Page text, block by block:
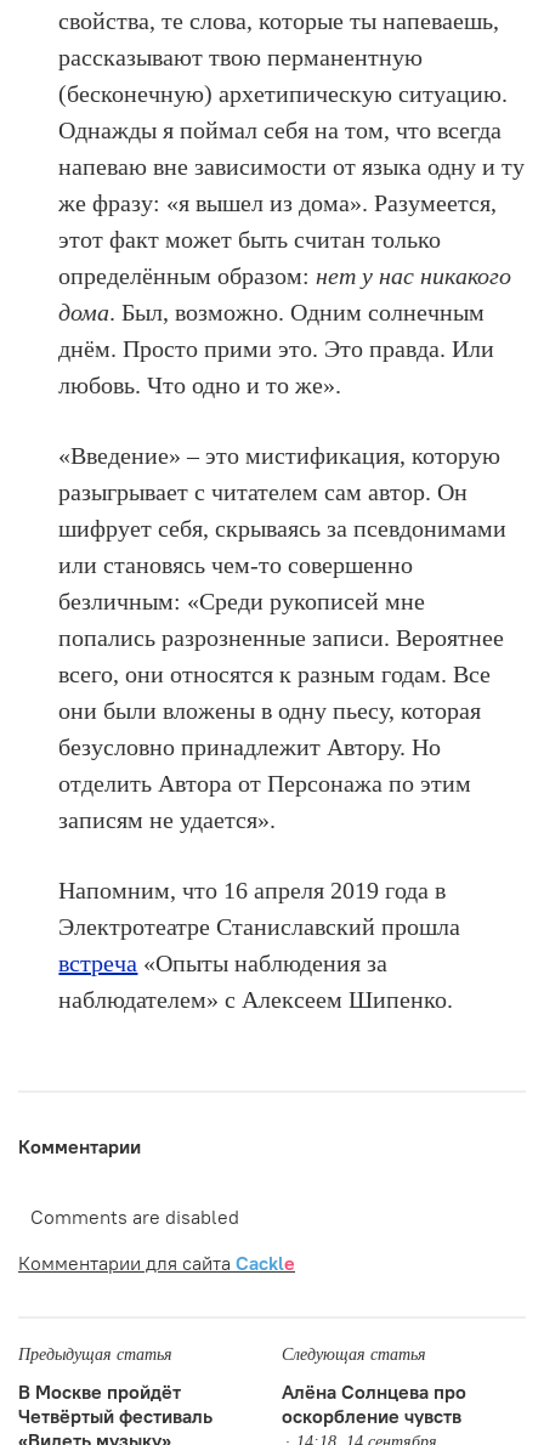
свойства, те слова, которые ты напеваешь,
рассказывают твою перманентную
(бесконечную) архетипическую ситуацию.
Однажды я поймал себя на том, что всегда
напеваю вне зависимости от языка одну и ту
же фразу: «я вышел из дома». Разумеется,
этот факт может быть считан только
определённым образом: нет у нас никакого
дома. Был, возможно. Одним солнечным
днём. Просто прими это. Это правда. Или
любовь. Что одно и то же».
«Введение» – это мистификация, которую
разыгрывает с читателем сам автор. Он
шифрует себя, скрываясь за псевдонимами
или становясь чем-то совершенно
безличным: «Среди рукописей мне
попались разрозненные записи. Вероятнее
всего, они относятся к разным годам. Все
они были вложены в одну пьесу, которая
безусловно принадлежит Автору. Но
отделить Автора от Персонажа по этим
записям не удается».
Напомним, что 16 апреля 2019 года в
Электротеатре Станиславский прошла
встреча «Опыты наблюдения за
наблюдателем» с Алексеем Шипенко.
Комментарии
Comments are disabled
Комментарии для сайта Cackle
Предыдущая статья
В Москве пройдёт
Четвёртый фестиваль
Следующая статья
Алёна Солнцева про
оскорбление чувств